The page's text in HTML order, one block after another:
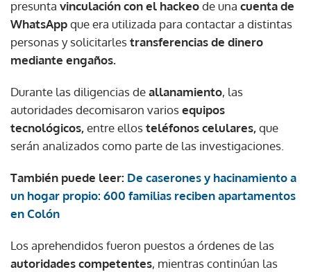
presunta vinculación con el hackeode una cuenta de
WhatsAppque era utilizada para contactar a distintas
personas y solicitarlestransferencias de dinero
mediante engaños.
Durante las diligencias deallanamiento, las
autoridades decomisaron variosequipos
tecnológicos,entre ellosteléfonos celulares,que
serán analizados como parte de las investigaciones.
También puede leer: De caserones y hacinamiento a
un hogar propio: 600 familias reciben apartamentos
en Colón
Los aprehendidos fueron puestos a órdenes de las
autoridades competentes, mientras continúan las